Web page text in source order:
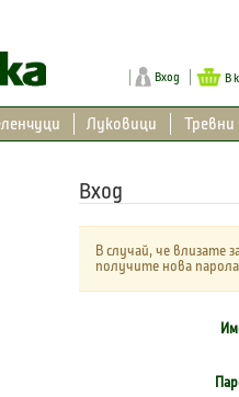
Вход В
Луковици
Вход
В случай, че влизате
получите нова